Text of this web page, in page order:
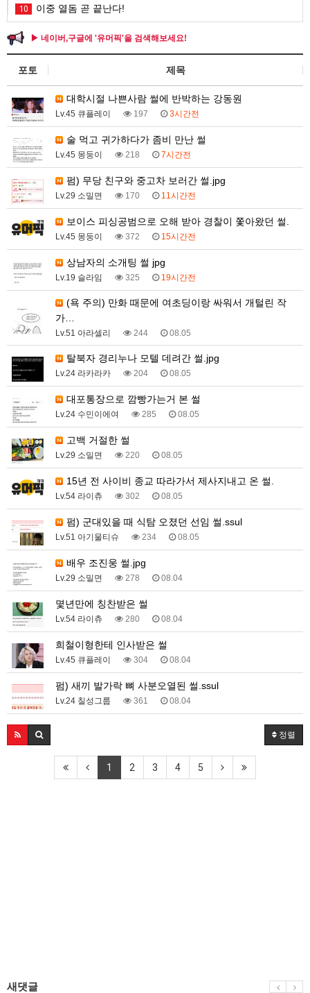
10 이중 열돔 곧 끝난다!
▶ 네이버,구글에 '유머픽'을 검색해보세요!
포토 제목
대학시절 나쁜사람 썰에 반박하는 강동원
Lv.45 큐플레이 197 3시간전
술 먹고 귀가하다가 좀비 만난 썰
Lv.45 몽둥이 218 7시간전
펌) 무당 친구와 중고차 보러간 썰.jpg
Lv.29 소밀면 170 11시간전
보이스 피싱공범으로 오해 받아 경찰이 쫓아왔던 썰.
Lv.45 몽둥이 372 15시간전
상남자의 소개팅 썰 jpg
Lv.19 슬라임 325 19시간전
가…
Lv.51 아라셀리 244 08.05
탈북자 경리누나 모텔 데려간 썰.jpg
Lv.24 라카라카 204 08.05
대포통장으로 깜빵가는거 본 썰
Lv.24 수민이에여 285 08.05
고백 거절한 썰
Lv.29 소밀면 220 08.05
15년 전 사이비 종교 따라가서 제사지내고 온 썰.
Lv.54 라이츄 302 08.05
펌) 군대있을 때 식탐 오졌던 선임 썰.ssul
Lv.51 아기물티슈 234 08.05
배우 조진웅 썰.jpg
Lv.29 소밀면 278 08.04
몇년만에 칭찬받은 썰
Lv.54 라이츄 280 08.04
희철이형한테 인사받은 썰
Lv.45 큐플레이 304 08.04
펌) 새끼 발가락 뼈 사분오열된 썰.ssul
Lv.24 칠성그룹 361 08.04
정렬
1 2 3 4 5
새댓글